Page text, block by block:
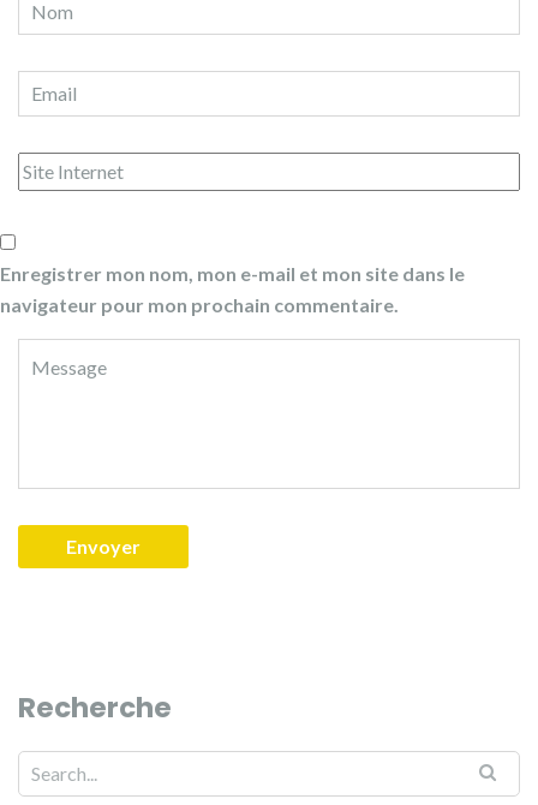
Enregistrer mon nom, mon e-mail et mon site dans le
navigateur pour mon prochain commentaire.
Recherche